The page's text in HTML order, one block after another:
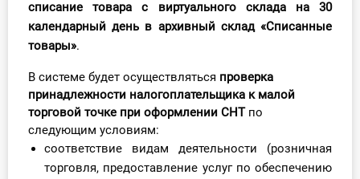
Юридический помощник
Интернет-магазин
О Системе
Обучение
Тарифы
списание товара с виртуального склада на 30
календарный день в архивный склад«Списанные
товары».
В системе будет осуществляться проверка
принадлежности налогоплательщика к малой
торговой точке при оформлении СНТпо
следующим условиям:
соответствие видам деятельности (розничная
торговля, предоставление услуг по обеспечению